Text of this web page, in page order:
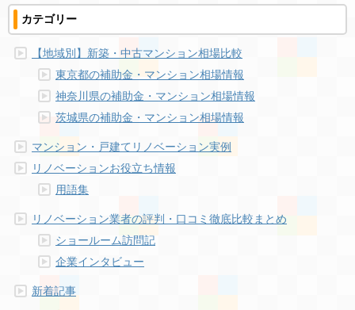
カテゴリー
【地域別】新築・中古マンション相場比較
東京都の補助金・マンション相場情報
神奈川県の補助金・マンション相場情報
茨城県の補助金・マンション相場情報
マンション・戸建てリノベーション実例
リノベーションお役立ち情報
用語集
リノベーション業者の評判・口コミ徹底比較まとめ
ショールーム訪問記
企業インタビュー
新着記事